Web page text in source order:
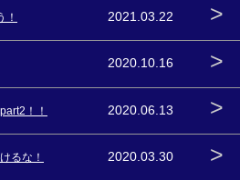
！ 2021.03.22 >
2020.10.16 >
！！ 2020.06.13 >
るな！ 2020.03.30 >